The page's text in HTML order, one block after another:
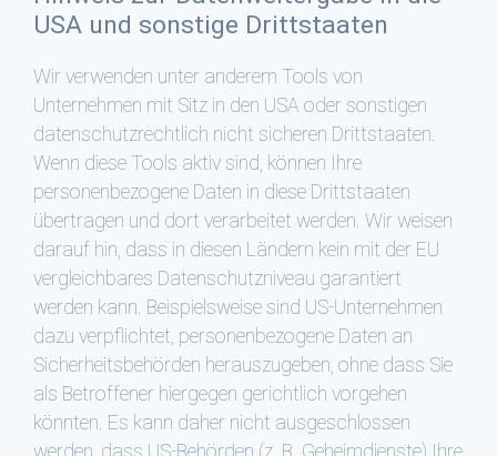
USA und sonstige Drittstaaten
Wir verwenden unter anderem Tools von
Unternehmen mit Sitz in den USA oder sonstigen
datenschutzrechtlich nicht sicheren Drittstaaten.
Wenn diese Tools aktiv sind, können Ihre
personenbezogene Daten in diese Drittstaaten
übertragen und dort verarbeitet werden. Wir weisen
darauf hin, dass in diesen Ländern kein mit der EU
vergleichbares Datenschutzniveau garantiert
werden kann. Beispielsweise sind US-Unternehmen
dazu verpflichtet, personenbezogene Daten an
Sicherheitsbehörden herauszugeben, ohne dass Sie
als Betroffener hiergegen gerichtlich vorgehen
könnten. Es kann daher nicht ausgeschlossen
werden, dass US-Behörden (z. B. Geheimdienste) Ihre